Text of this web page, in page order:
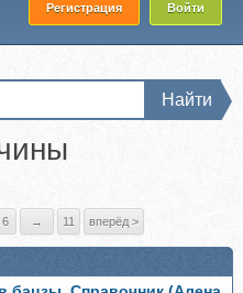
Регистрация Войти
Найти
6 → 11 вперёд >